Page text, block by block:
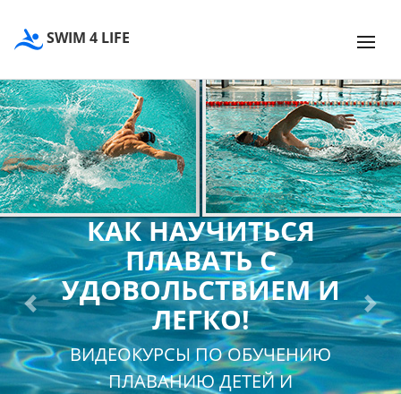
SWIM 4 LIFE
КАК НАУЧИТЬСЯ
ПЛАВАТЬ С
УДОВОЛЬСТВИЕМ И
ЛЕГКО!
ВИДЕОКУРСЫ ПО ОБУЧЕНИЮ
ПЛАВАНИЮ ДЕТЕЙ И
Previous Next